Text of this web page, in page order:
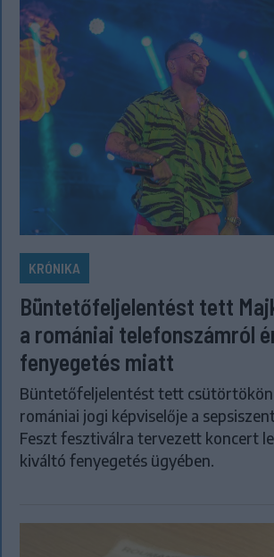
KRÓNIKA
Büntetőfeljelentést tett
a romániai telefonszámról
fenyegetés miatt
Büntetőfeljelentést tett csütörtökön
romániai jogi képviselője a
Feszt fesztiválra tervezett koncert
kiváltó fenyegetés ügyében.